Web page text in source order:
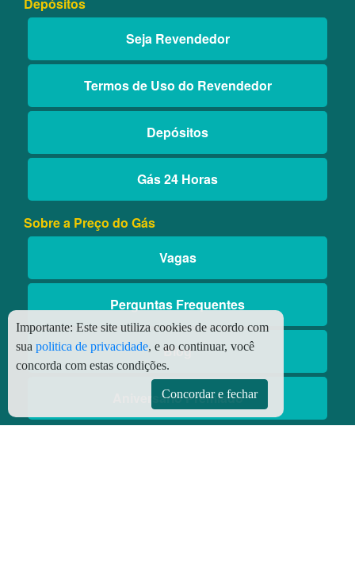
Seja Revendedor
Termos de Uso do Revendedor
Depósitos
Gás 24 Horas
Sobre a Preço do Gás
Vagas
Perguntas Frequentes
Blog
Aniversário Premiado
Importante: Este site utiliza cookies de acordo com
sua politica de privacidade, e ao continuar, você
concorda com estas condições.
Concordar e fechar